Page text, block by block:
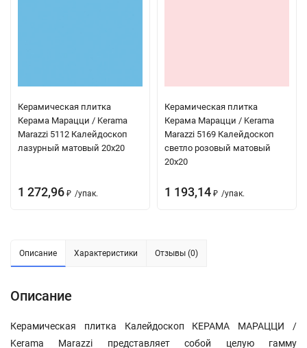
Керамическая плитка
Керама Марацци / Kerama
Marazzi 5112 Калейдоскоп
лазурный матовый 20x20
1 272,96 ₽ /упак.
Керамическая плитка
Керама Марацци / Kerama
Marazzi 5169 Калейдоскоп
светло розовый матовый
20x20
1 193,14 ₽ /упак.
Описание Характеристики Отзывы (0)
Описание
Керамическая плитка Калейдоскоп КЕРАМА МАРАЦЦИ /
Kerama Marazzi представляет собой целую гамму